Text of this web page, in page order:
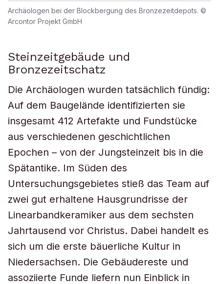
Archäologen bei der Blockbergung des Bronzezeitdepots. ©
Arcontor Projekt GmbH
Steinzeitgebäude und
Bronzezeitschatz
Die Archäologen wurden tatsächlich fündig:
Auf dem Baugelände identifizierten sie
insgesamt 412 Artefakte und Fundstücke
aus verschiedenen geschichtlichen
Epochen – von der Jungsteinzeit bis in die
Spätantike. Im Süden des
Untersuchungsgebietes stieß das Team auf
zwei gut erhaltene Hausgrundrisse der
Linearbandkeramiker aus dem sechsten
Jahrtausend vor Christus. Dabei handelt es
sich um die erste bäuerliche Kultur in
Niedersachsen. Die Gebäudereste und
assoziierte Funde liefern nun Einblick in